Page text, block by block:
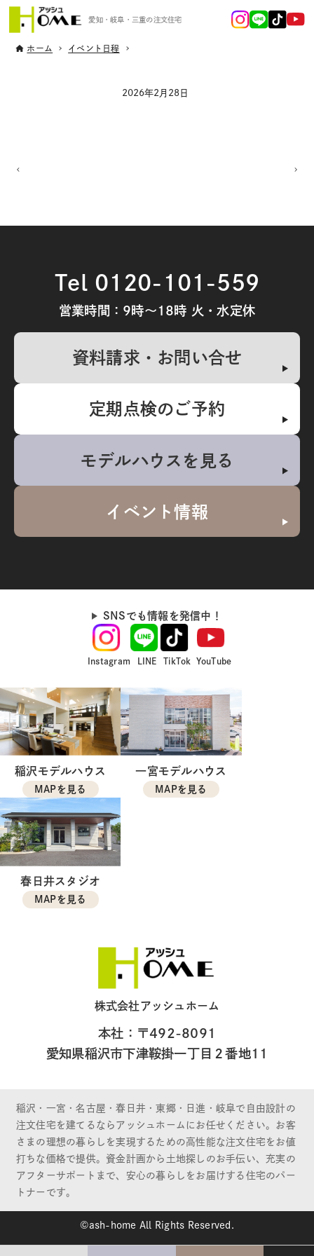
愛知・岐阜・三重の注文住宅
ホーム イベント日程
2026年2月28日
Tel 0120-101-559
営業時間：9時～18時 火・水定休
資料請求・お問い合せ
定期点検のご予約
モデルハウスを見る
イベント情報
SNSでも情報を発信中！
Instagram LINE TikTok YouTube
稲沢モデルハウス
MAPを見る
一宮モデルハウス
MAPを見る
春日井スタジオ
MAPを見る
株式会社アッシュホーム
本社：〒492-8091
愛知県稲沢市下津鞍掛一丁目２番地11
稲沢・一宮・名古屋・春日井・東郷・日進・岐阜で自由設計の
注文住宅を建てるならアッシュホームにお任せください。お客
さまの理想の暮らしを実現するための高性能な注文住宅をお値
打ちな価格で提供。資金計画から土地探しのお手伝い、充実の
アフターサポートまで、安心の暮らしをお届けする住宅のパー
トナーです。
©ash-home All Rights Reserved.